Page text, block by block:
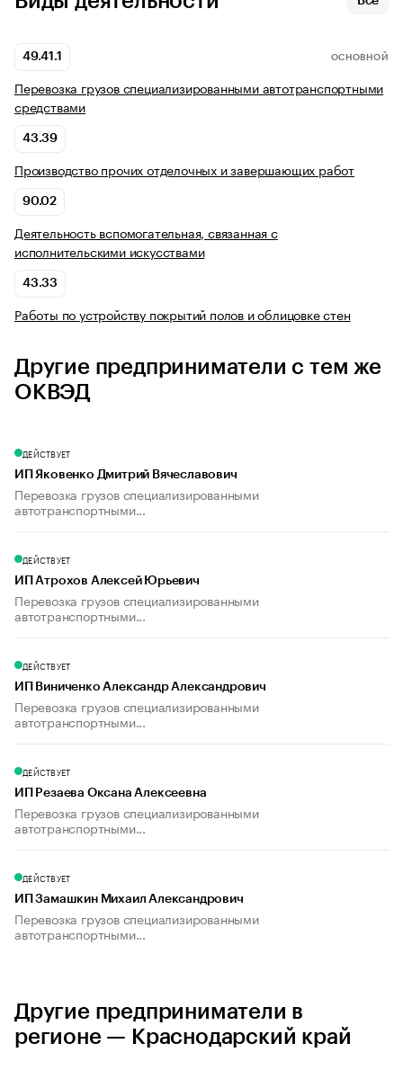
49.41.1 ОСНОВНОЙ
Перевозка грузов специализированными автотранспортными
средствами
43.39
Производство прочих отделочных и завершающих работ
90.02
Деятельность вспомогательная, связанная с
исполнительскими искусствами
43.33
Работы по устройству покрытий полов и облицовке стен
Другие предприниматели с тем же
ОКВЭД
ДЕЙСТВУЕТ
ИП Яковенко Дмитрий Вячеславович
Перевозка грузов специализированными
автотранспортными...
ДЕЙСТВУЕТ
ИП Атрохов Алексей Юрьевич
Перевозка грузов специализированными
автотранспортными...
ДЕЙСТВУЕТ
ИП Виниченко Александр Александрович
Перевозка грузов специализированными
автотранспортными...
ДЕЙСТВУЕТ
ИП Резаева Оксана Алексеевна
Перевозка грузов специализированными
автотранспортными...
ДЕЙСТВУЕТ
ИП Замашкин Михаил Александрович
Перевозка грузов специализированными
автотранспортными...
Другие предприниматели в
регионе — Краснодарский край